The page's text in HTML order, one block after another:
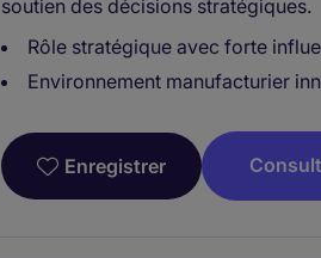
soutien des décisions stratégiques.
Rôle stratégique avec forte
Environnement manufacturier
Enregistrer